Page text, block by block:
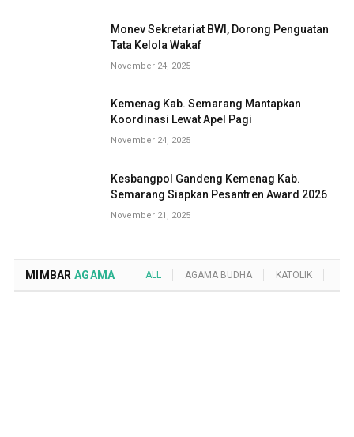
Monev Sekretariat BWI, Dorong Penguatan
Tata Kelola Wakaf
November 24, 2025
Kemenag Kab. Semarang Mantapkan
Koordinasi Lewat Apel Pagi
November 24, 2025
Kesbangpol Gandeng Kemenag Kab.
Semarang Siapkan Pesantren Award 2026
November 21, 2025
MIMBAR AGAMA ALL AGAMA BUDHA KATOLIK